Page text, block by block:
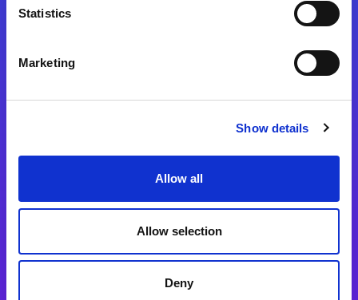
Statistics
Marketing
Show details
Allow all
Allow selection
Deny
Magic xpi Plataforma de Integración
Comunicados de Prensa (Inglés)
Acerca de Magic